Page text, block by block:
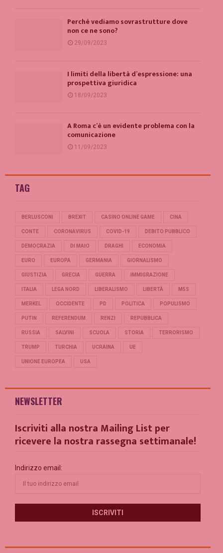
Perché vediamo sovrastrutture dove
non ce ne sono?
29/09/2023
I limiti della libertà d’espressione: una
prospettiva giuridica
18/09/2023
A Roma c’è un evidente problema con la
comunicazione
11/09/2023
TAG
BERLUSCONI BREXIT CASINO ONLINE GAME CINA
CONTE CORONAVIRUS COVID-19 DEBITO PUBBLICO
DEMOCRAZIA DI MAIO DRAGHI ECONOMIA
EURO EUROPA GERMANIA GIORNALISMO
GIUSTIZIA GRECIA GUERRA IMMIGRAZIONE
ITALIA LEGA NORD LIBERALISMO LIBERTÀ M5S
MERKEL OCCIDENTE PD POLITICA POPULISMO
PUTIN REFERENDUM RENZI REPUBBLICA
RUSSIA SALVINI SCUOLA STORIA TERRORISMO
TRUMP TURCHIA UCRAINA UE
UNIONE EUROPEA USA
NEWSLETTER
Iscriviti alla nostra Mailing List per
ricevere la nostra rassegna settimanale!
Indirizzo email: